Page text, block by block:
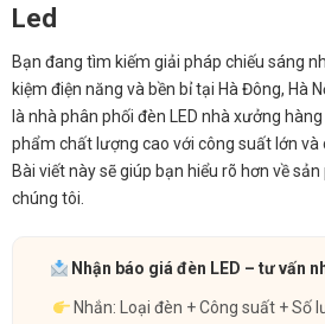
Led
Bạn đang tìm kiếm giải pháp chiếu sáng
kiệm điện năng và bền bỉ tại Hà Đông, Hà
là nhà phân phối đèn LED nhà xưởng
phẩm chất lượng cao với công suất lớn và
Bài viết này sẽ giúp bạn hiểu rõ hơn về
chúng tôi.
Nhận báo giá đèn LED – tư vấn
Nhắn: Loại đèn + Công suất + Số